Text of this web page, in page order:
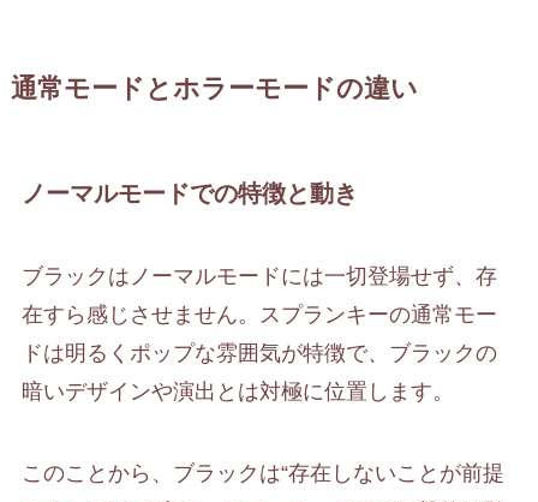
通常モードとホラーモードの違い
ノーマルモードでの特徴と動き
ブラックはノーマルモードには一切登場せず、存
在すら感じさせません。スプランキーの通常モー
ドは明るくポップな雰囲気が特徴で、ブラックの
暗いデザインや演出とは対極に位置します。
このことから、ブラックは“存在しないことが前提